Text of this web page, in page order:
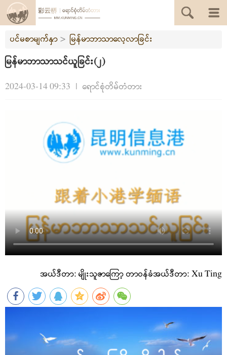
ပင်မစာမျက်နှာ > မြန်မာဘာသာလေ့လာခြင်း
မြန်မာဘာသာသင်ယူခြင်း(၂)
2024-03-14 09:33 | ရောင်စုံတိမ်တံတား
အယ်ဒီတာ: မျိုးသူဇာကြော့ တာဝန်ခံအယ်ဒီတာ: Xu Ting